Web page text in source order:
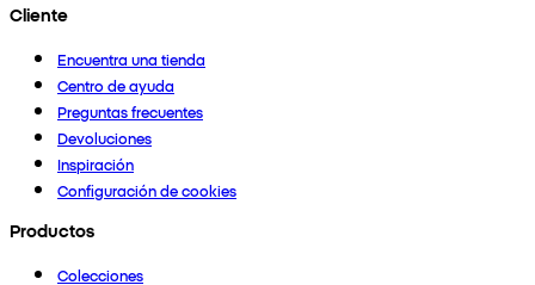
Cliente
Encuentra una tienda
Centro de ayuda
Preguntas frecuentes
Devoluciones
Inspiración
Configuración de cookies
Productos
Colecciones